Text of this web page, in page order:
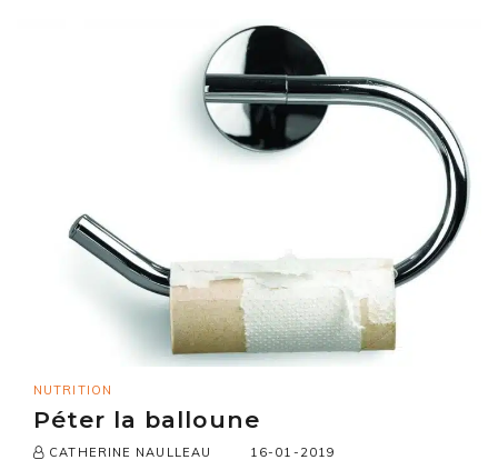
NUTRITION
Péter la balloune
CATHERINE NAULLEAU 16-01-2019